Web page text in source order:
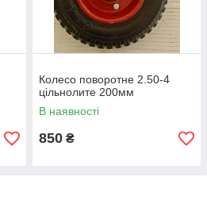
Колесо поворотне 2.50-4
цільнолите 200мм
В наявності
850 ₴